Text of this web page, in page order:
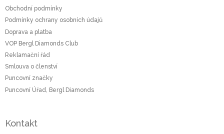
Obchodní podmínky
Podmínky ochrany osobních údajů
Doprava a platba
VOP Bergl Diamonds Club
Reklamační řád
Smlouva o členství
Puncovní značky
Puncovní Úřad, Bergl Diamonds
Kontakt